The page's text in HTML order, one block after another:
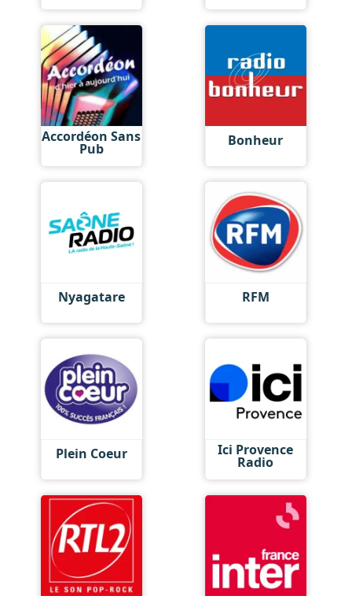
Accordéon Sans
Pub Bonheur
Nyagatare RFM
Plein Coeur Ici Provence
Radio